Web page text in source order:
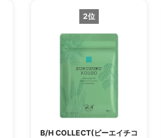
2位
B/H COLLECT(ビーエイチコ